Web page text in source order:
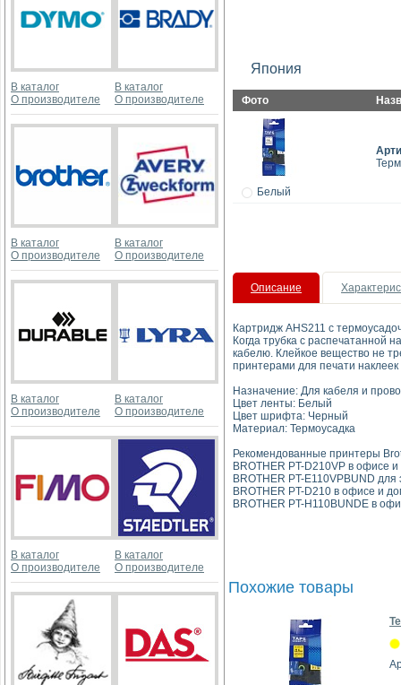
В каталог
О производителе
В каталог
О производителе
В каталог
О производителе
В каталог
О производителе
В каталог
О производителе
В каталог
О производителе
В каталог
О производителе
В каталог
О производителе
Япония
Фото
Белый
Описание
Картридж AHS211 с
Когда трубка с распечатанной
кабелю. Клейкое вещество не
принтерами для печати
Назначение: Для кабеля и
Цвет ленты: Белый
Цвет шрифта: Черный
Материал: Термоусадка
Рекомендованные принтеры
BROTHER PT-D210VP в офисе
BROTHER PT-E110VPBUND для
BROTHER PT-D210 в офисе и
BROTHER PT-H110BUNDE в
Похожие товары